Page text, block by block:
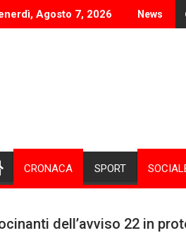
Agosto 7, 2026 News
CRONACA SPORT
dell’avviso 22 in